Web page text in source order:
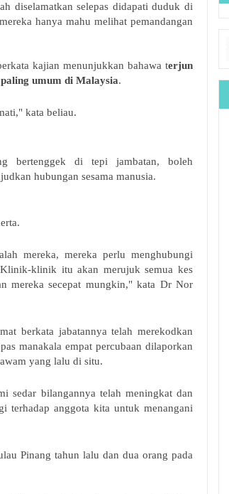
diselamatkan selepas didapati duduk di
hanya mahu melihat pemandangan
kajian menunjukkan bahawa terjun
umum di Malaysia.
kata beliau.
bertenggek di tepi jambatan, boleh
hubungan sesama manusia.
mereka, mereka perlu menghubungi
klinik itu akan merujuk semua kes
mereka secepat mungkin," kata Dr Nor
berkata jabatannya telah merekodkan
manakala empat percubaan dilaporkan
yang lalu di situ.
sedar bilangannya telah meningkat dan
terhadap anggota kita untuk menangani
Pinang tahun lalu dan dua orang pada